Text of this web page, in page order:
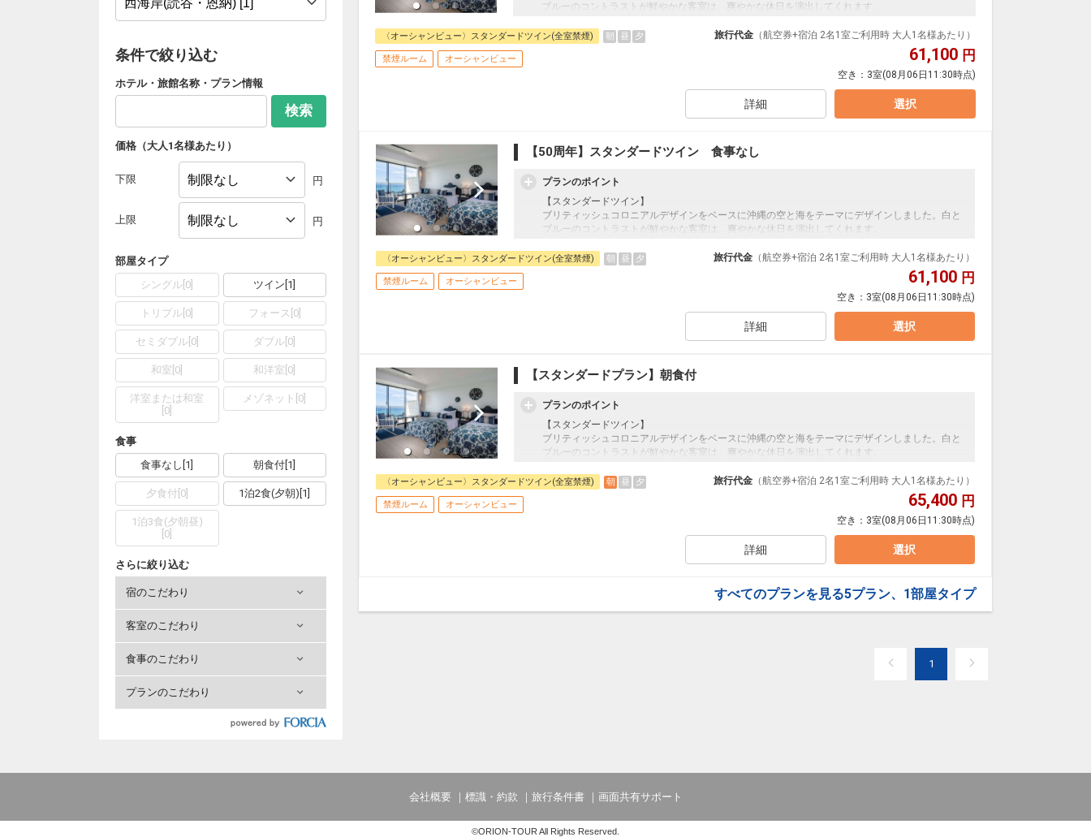
条件で絞り込む
ホテル・旅館名称・プラン情報
検索
価格（大人1名様あたり）
下限 円
上限 円
部屋タイプ
シングル 0 ツイン 1
トリプル 0 フォース 0]
セミダブル[ 0] ダブル 0
和室 0 和洋室 0
洋室または和室
0
メゾネット 0
食事
食事なし 1 朝食付 1
夕食付 0] 1泊2食(夕朝) 1
1泊3食(夕朝昼)
0
さらに絞り込む
宿のこだわり
客室のこだわり
食事のこだわり
プランのこだわり
ブルーのコントラストが鮮やかな客室は、爽やかな休日を演出してくれます。
☆宿泊者特典☆
・2連泊以上でスパ施設（温泉・屋内プール・スポーツジム）滞在中料金不要でご利用OK（通常1
・3連泊以上で滞在中夕食1回付（限定セットメニュー・ブッフェ・和食・洋食よりチョイス）※
和食、洋食定休日あり。要事前予約１（12/20～12/25洋食除外）
・4連泊以上で滞在中駐車料金不要でご利用可〈通常1台1泊500円〉
〈オーシャンビュー〉スタンダードツイン(全室禁煙) 朝 昼 夕
禁煙ルーム オーシャンビュー
旅行代金 （航空券+宿泊 2名1室ご利用時 大人1名様あたり）
61,100 円
空き： 3室(08月06日11:30時点)
詳細 選択
【50周年】スタンダードツイン 食事なし
プランのポイント
【スタンダードツイン】
ブリティッシュコロニアルデザインをベースに沖縄の空と海をテーマにデザインしました。白と
ブルーのコントラストが鮮やかな客室は、爽やかな休日を演出してくれます。
☆宿泊者特典☆
・スパ施設（温泉・屋内プール・スポーツジム）滞在中料金不要でご利用OK（通常1日1,500円）
・2連泊特典：マリンアクティビティー体験チケット1回付き※4メニューの中から1メニュー利用
可能。 （ドラゴンボート・キッズドラゴンボート・ビーチカヌーレンタル(30分）SUPレンタル
・3連泊特典：夕食1回付き(ﾌﾞｯﾌｪ・和食・洋食・BBQからﾁｮｲｽ） 和食・洋食・BBQは定休日あ
す。
〈オーシャンビュー〉スタンダードツイン(全室禁煙) 朝 昼 夕
禁煙ルーム オーシャンビュー
旅行代金 （航空券+宿泊 2名1室ご利用時 大人1名様あたり）
61,100 円
空き： 3室(08月06日11:30時点)
詳細 選択
【スタンダードプラン】朝食付
プランのポイント
【スタンダードツイン】
ブリティッシュコロニアルデザインをベースに沖縄の空と海をテーマにデザインしました。白と
ブルーのコントラストが鮮やかな客室は、爽やかな休日を演出してくれます。
●朝食●
・2連泊以上でスパ施設（温泉・屋内プール・スポーツジム）滞在中料金不要でご利用OK（通常1
和食、洋食定休日あり。要事前予約１（12/20～12/25洋食除外）
・4連泊以上で滞在中駐車料金不要でご利用可〈通常1台1泊500円〉
〈オーシャンビュー〉スタンダードツイン(全室禁煙) 朝 昼 夕
禁煙ルーム オーシャンビュー
旅行代金 （航空券+宿泊 2名1室ご利用時 大人1名様あたり）
65,400 円
空き： 3室(08月06日11:30時点)
詳細 選択
すべてのプランを見る5プラン、1部屋タイプ
1
会社概要 標識・約款 旅行条件書 画面共有サポート
©ORION-TOUR All Rights Reserved.